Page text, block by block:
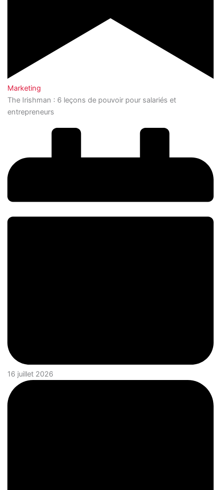
Marketing
The Irishman : 6 leçons de pouvoir pour salariés et
entrepreneurs
16 juillet 2026